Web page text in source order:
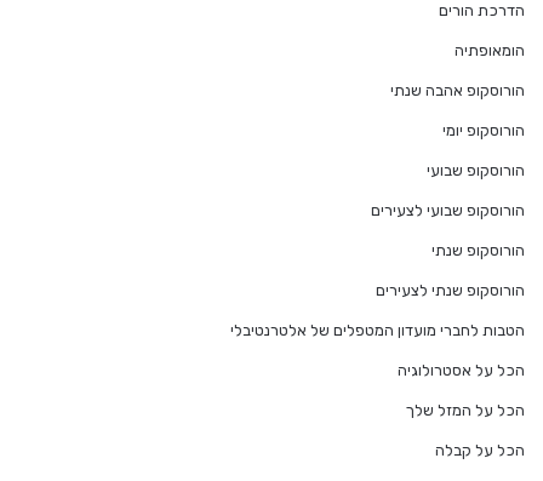
הדרכת הורים
הומאופתיה
הורוסקופ אהבה שנתי
הורוסקופ יומי
הורוסקופ שבועי
הורוסקופ שבועי לצעירים
הורוסקופ שנתי
הורוסקופ שנתי לצעירים
הטבות לחברי מועדון המטפלים של אלטרנטיבלי
הכל על אסטרולוגיה
הכל על המזל שלך
הכל על קבלה